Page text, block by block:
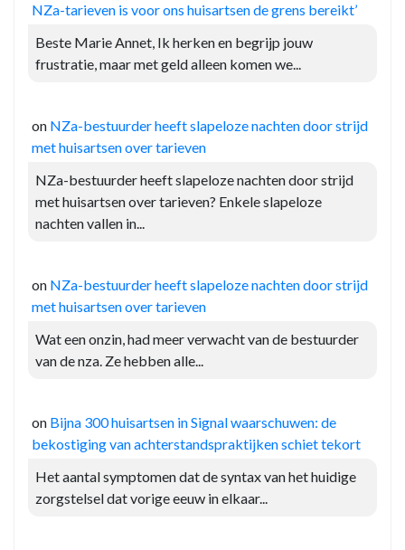
NZa-tarieven is voor ons huisartsen de grens bereikt’
Beste Marie Annet, Ik herken en begrijp jouw
frustratie, maar met geld alleen komen we...
on NZa-bestuurder heeft slapeloze nachten door strijd
met huisartsen over tarieven
NZa-bestuurder heeft slapeloze nachten door strijd
met huisartsen over tarieven? Enkele slapeloze
nachten vallen in...
on NZa-bestuurder heeft slapeloze nachten door strijd
met huisartsen over tarieven
Wat een onzin, had meer verwacht van de bestuurder
van de nza. Ze hebben alle...
on Bijna 300 huisartsen in Signal waarschuwen: de
bekostiging van achterstandspraktijken schiet tekort
Het aantal symptomen dat de syntax van het huidige
zorgstelsel dat vorige eeuw in elkaar...